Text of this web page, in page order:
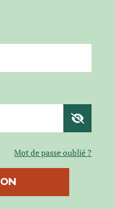
Mot de passe oublié ?